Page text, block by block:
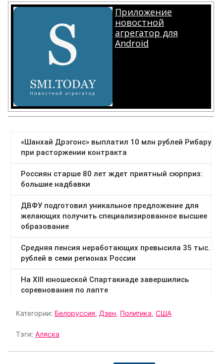
Приложение
новостной
агрегатор для
Android
.
Категории: Белоруссия, Дзен, Политика, США
Тэги: Аляска